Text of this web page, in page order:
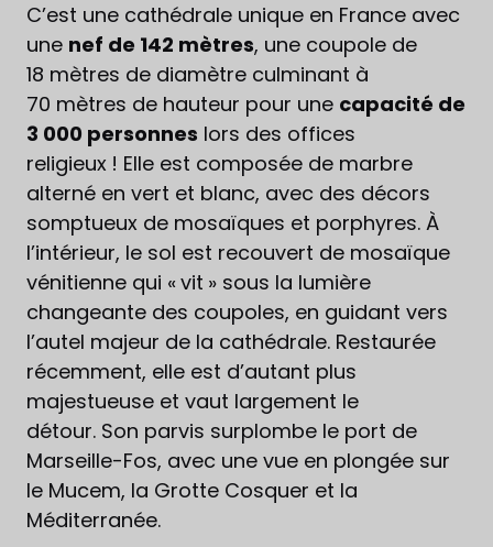
C’est une cathédrale unique en France avec
une nef de 142 mètres, une coupole de
18 mètres de diamètre culminant à
70 mètres de hauteur pour une capacité de
3 000 personnes lors des offices
religieux ! Elle est composée de marbre
alterné en vert et blanc, avec des décors
somptueux de mosaïques et porphyres. À
l’intérieur, le sol est recouvert de mosaïque
vénitienne qui « vit » sous la lumière
changeante des coupoles, en guidant vers
l’autel majeur de la cathédrale. Restaurée
récemment, elle est d’autant plus
majestueuse et vaut largement le
détour. Son parvis surplombe le port de
Marseille-Fos, avec une vue en plongée sur
le Mucem, la Grotte Cosquer et la
Méditerranée.